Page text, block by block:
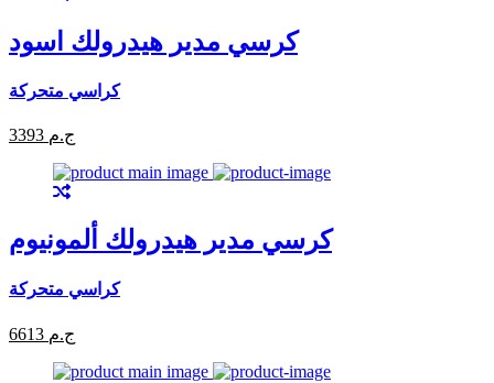
كرسي مدير هيدرولك اسود
كراسي متحركة
3393 ج.م
كرسي مدير هيدرولك ألمونيوم
كراسي متحركة
6613 ج.م